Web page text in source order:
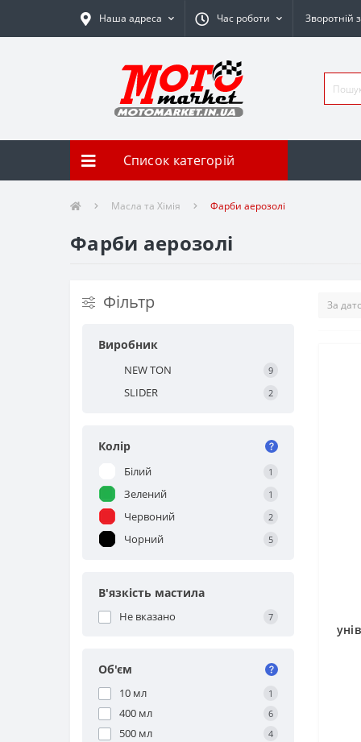
Наша адреса Час роботи Зворотній
Список категорій
Масла та Хімія Фарби аерозолі
Фарби аерозолі
Фільтр
Виробник
NEW TON 9
SLIDER 2
Колір
Білий 1
Зелений 1
Червоний 2
Чорний 5
В'язкість мастила
Не вказано 7
Об'єм
10 мл 1
400 мл 6
500 мл 4